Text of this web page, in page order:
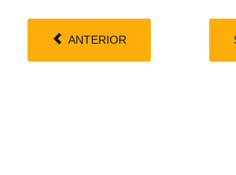
ANTERIOR